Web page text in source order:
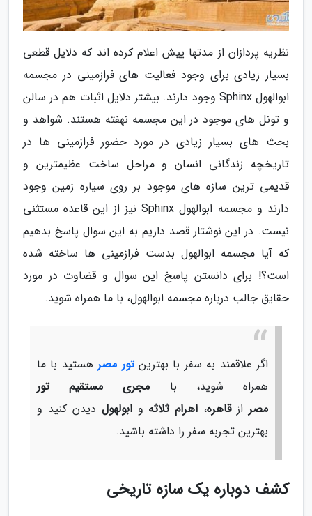
نظریه پردازان از مدتها پیش اعلام کرده اند که دلایل قطعی
بسیار زیادی برای وجود فعالیت های فرازمینی در مجسمه
ابوالهول Sphinx وجود دارند. بیشتر دلایل اثبات هم در سالن
و تونل های موجود در این مجسمه نهفته هستند. شواهد و
بحث های بسیار زیادی در مورد حضور فرازمینی ها در
تاریخچه زندگانی انسان و مراحل ساخت عظیمترین و
قدیمی ترین سازه های موجود بر روی سیاره زمین وجود
دارند و مجسمه ابوالهول Sphinx نیز از این قاعده مستثنی
نیست. در این نوشتار قصد داریم به این سوال پاسخ بدهیم
که آیا مجسمه ابوالهول بدست فرازمینی ها ساخته شده
است؟! برای دانستن پاسخ این سوال و قضاوت در مورد
حقایق جالب درباره مجسمه ابوالهول، با ما همراه شوید.
اگر علاقمند به سفر با بهترینتور مصر هستید با ما
همراه شوید، با مجری مستقیم تور
مصر ازقاهره، اهرام ثلاثه وابولهول دیدن کنید و
بهترین تجربه سفر را داشته باشید.
کشف دوباره یک سازه تاریخی